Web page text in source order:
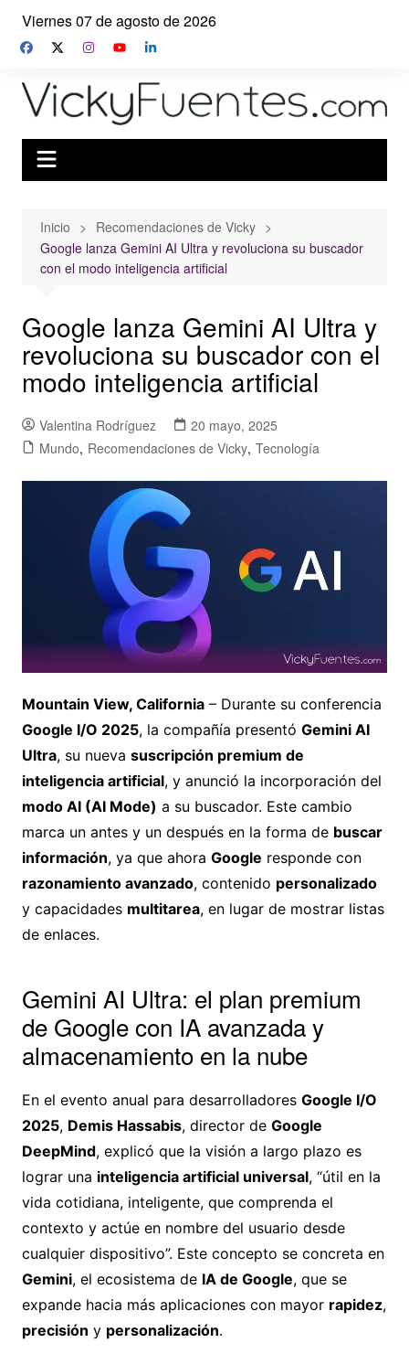
Saltar
contenido
Viernes 07 de agosto de 2026
Inicio
Recomendaciones de Vicky
Google lanza Gemini AI Ultra y revoluciona su buscador
con el modo inteligencia artificial
Google lanza Gemini AI Ultra y
revoluciona su buscador con el
modo inteligencia artificial
Valentina Rodríguez
20 mayo, 2025
Mundo, Recomendaciones de Vicky, Tecnología
Mountain View, California– Durante su conferencia
Google I/O 2025, la compañía presentó Gemini AI
Ultra, su nueva suscripción premium de
inteligencia artificial, y anunció la incorporación del
modo AI (AI Mode) a su buscador. Este cambio
marca un antes y un después en la forma de buscar
información, ya que ahora Google responde con
razonamiento avanzado, contenido personalizado
y capacidades multitarea, en lugar de mostrar listas
de enlaces.
Gemini AI Ultra: el plan premium
de Google con IA avanzada y
almacenamiento en la nube
En el evento anual para desarrolladores Google I/O
2025, Demis Hassabis, director de Google
DeepMind, explicó que la visión a largo plazo es
lograr una inteligencia artificial universal, “útil en la
vida cotidiana, inteligente, que comprenda el
contexto y actúe en nombre del usuario desde
cualquier dispositivo”. Este concepto se concreta en
Gemini, el ecosistema de IA de Google, que se
expande hacia más aplicaciones con mayor rapidez,
precisión y personalización.